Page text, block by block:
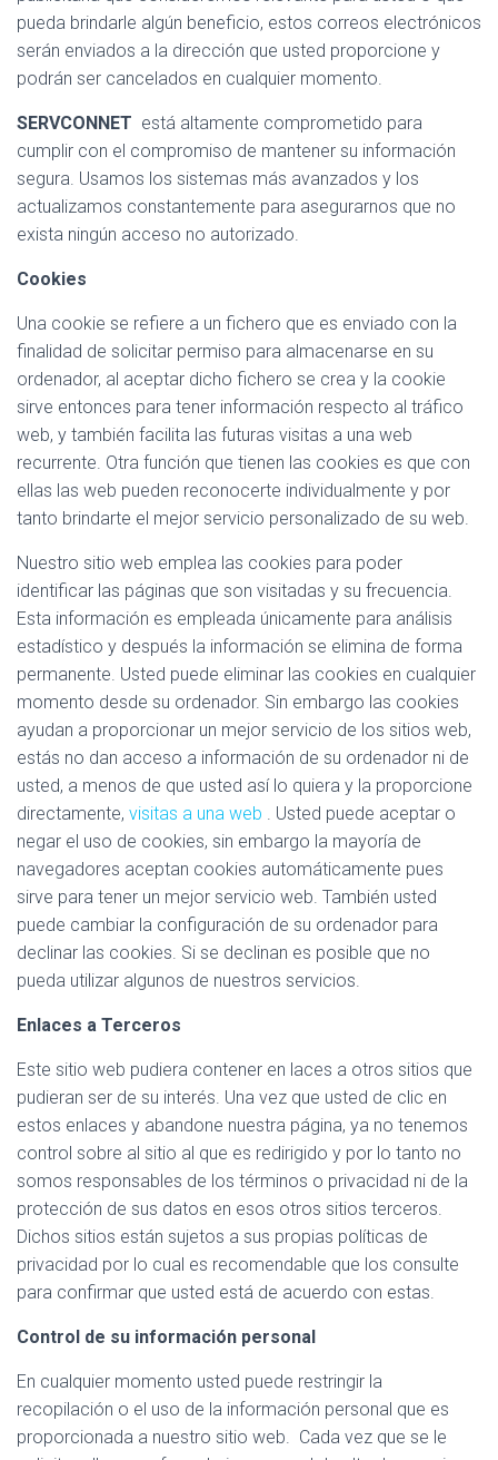
pueda brindarle algún beneficio, estos correos electrónicos
serán enviados a la dirección que usted proporcione y
podrán ser cancelados en cualquier momento.
SERVCONNET está altamente comprometido para
cumplir con el compromiso de mantener su información
segura. Usamos los sistemas más avanzados y los
actualizamos constantemente para asegurarnos que no
exista ningún acceso no autorizado.
Cookies
Una cookie se refiere a un fichero que es enviado con la
finalidad de solicitar permiso para almacenarse en su
ordenador, al aceptar dicho fichero se crea y la cookie
sirve entonces para tener información respecto al tráfico
web, y también facilita las futuras visitas a una web
recurrente. Otra función que tienen las cookies es que con
ellas las web pueden reconocerte individualmente y por
tanto brindarte el mejor servicio personalizado de su web.
Nuestro sitio web emplea las cookies para poder
identificar las páginas que son visitadas y su frecuencia.
Esta información es empleada únicamente para análisis
estadístico y después la información se elimina de forma
permanente. Usted puede eliminar las cookies en cualquier
momento desde su ordenador. Sin embargo las cookies
ayudan a proporcionar un mejor servicio de los sitios web,
estás no dan acceso a información de su ordenador ni de
usted, a menos de que usted así lo quiera y la proporcione
directamente, visitas a una web . Usted puede aceptar o
negar el uso de cookies, sin embargo la mayoría de
navegadores aceptan cookies automáticamente pues
sirve para tener un mejor servicio web. También usted
puede cambiar la configuración de su ordenador para
declinar las cookies. Si se declinan es posible que no
pueda utilizar algunos de nuestros servicios.
Enlaces a Terceros
Este sitio web pudiera contener en laces a otros sitios que
pudieran ser de su interés. Una vez que usted de clic en
estos enlaces y abandone nuestra página, ya no tenemos
control sobre al sitio al que es redirigido y por lo tanto no
somos responsables de los términos o privacidad ni de la
protección de sus datos en esos otros sitios terceros.
Dichos sitios están sujetos a sus propias políticas de
privacidad por lo cual es recomendable que los consulte
para confirmar que usted está de acuerdo con estas.
Control de su información personal
En cualquier momento usted puede restringir la
recopilación o el uso de la información personal que es
proporcionada a nuestro sitio web. Cada vez que se le